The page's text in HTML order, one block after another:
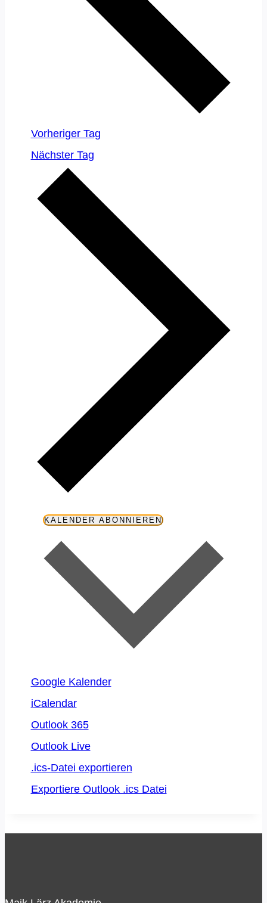
Vorheriger Tag
Nächster Tag
KALENDER ABONNIEREN
Google Kalender
iCalendar
Outlook 365
Outlook Live
.ics-Datei exportieren
Exportiere Outlook .ics Datei